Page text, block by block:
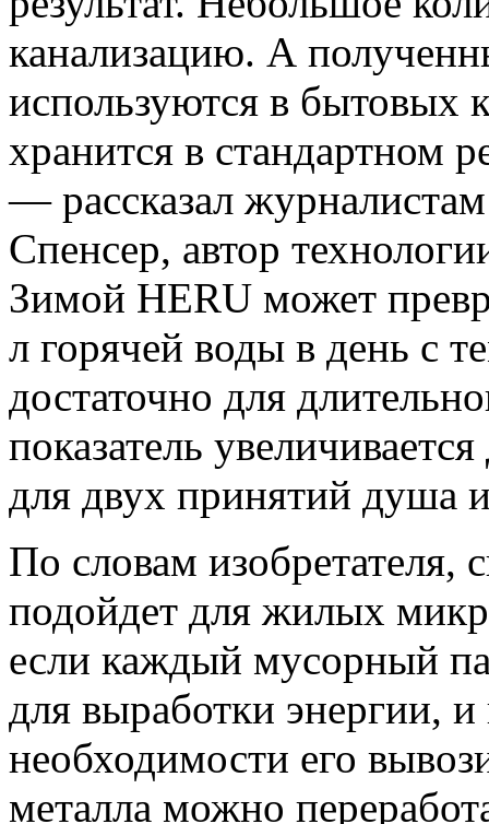
канализацию. А
используются в бытовых
хранится в стандартном
— рассказал
Спенсер, автор
Зимой HERU может
л горячей воды в день с
достаточно для
показатель
для двух принятий душа
По словам изобретателя,
подойдет для жилых
если каждый мусорный
для выработки энергии,
необходимости его
металла можно